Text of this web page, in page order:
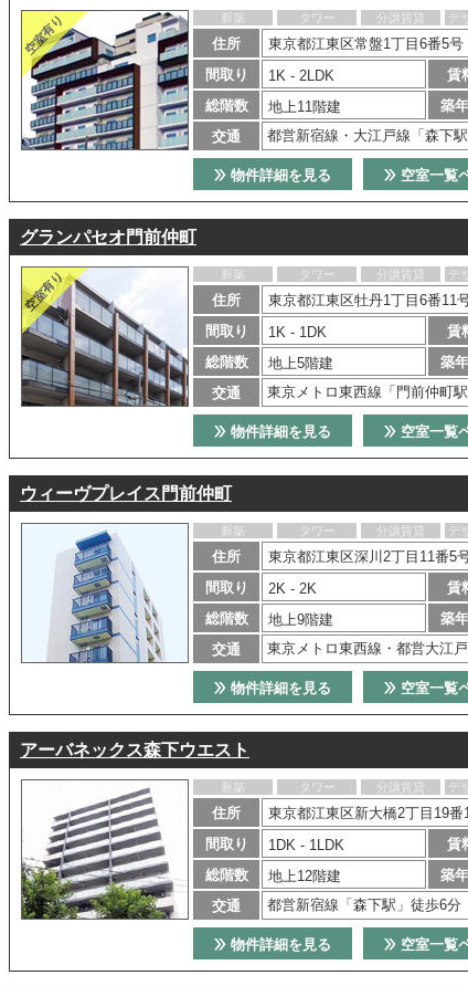
新築 タワー 分譲賃貸 デ
住所
東京都江東区常盤1丁目6番5号
間取り
1K - 2LDK 賃
総階数
地上11階建 築
交通
都営新宿線・大江戸線「森下
空室一覧
物件詳細を見る
グランパセオ門前仲町
新築 タワー 分譲賃貸 デ
住所
東京都江東区牡丹1丁目6番11
間取り
1K - 1DK 賃
総階数
地上5階建 築
交通
東京メトロ東西線「門前仲町
空室一覧
物件詳細を見る
ウィーヴプレイス門前仲町
新築 タワー 分譲賃貸 デ
住所
東京都江東区深川2丁目11番5
間取り
2K - 2K 賃
総階数
地上9階建 築
交通
東京メトロ東西線・都営大江
空室一覧
物件詳細を見る
アーバネックス森下ウエスト
新築 タワー 分譲賃貸 デ
住所
東京都江東区新大橋2丁目19番
間取り
1DK - 1LDK 賃
総階数
地上12階建 築
交通
都営新宿線「森下駅」徒歩6分
空室一覧
物件詳細を見る